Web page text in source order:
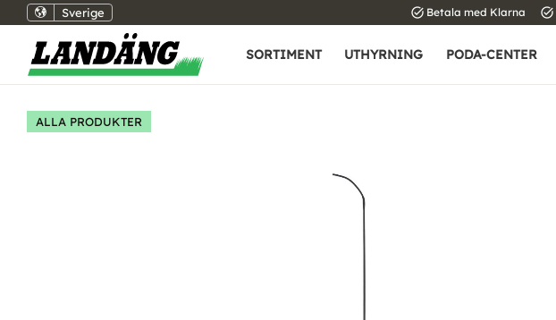
Sverige task_alt Betala med Klarna task_alt
SORTIMENT UTHYRNING PODA-CENTER
ALLA PRODUKTER